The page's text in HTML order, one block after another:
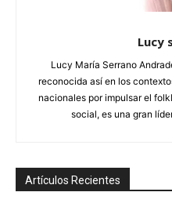
Lucy
Lucy María Serrano
reconocida así en los
nacionales por impulsar el
social, es una gran
Artículos Recientes